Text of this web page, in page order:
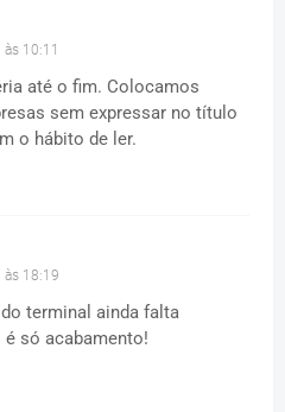
10:11
até o fim. Colocamos
sem expressar no título
o hábito de ler.
às 18:19
terminal ainda falta
só acabamento!